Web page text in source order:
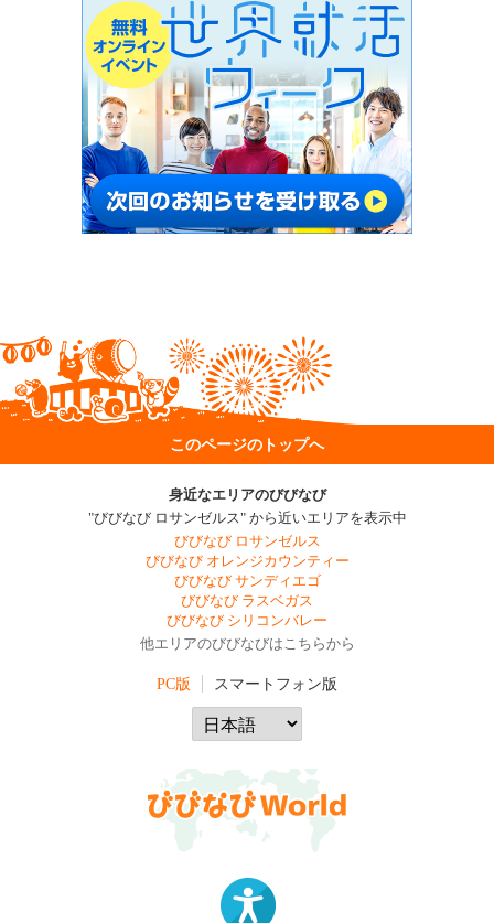
このページのトップへ
身近なエリアのびびなび
"びびなび ロサンゼルス" から近いエリアを表示中
びびなび ロサンゼルス
びびなび オレンジカウンティー
びびなび サンディエゴ
びびなび ラスベガス
びびなび シリコンバレー
他エリアのびびなびはこちらから
PC版 スマートフォン版